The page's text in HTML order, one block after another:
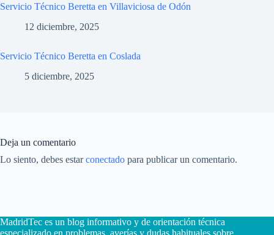
Servicio Técnico Beretta en Villaviciosa de Odón
12 diciembre, 2025
Servicio Técnico Beretta en Coslada
5 diciembre, 2025
Deja un comentario
Lo siento, debes estarconectado para publicar un comentario.
MadridTec es un blog informativo y de orientación técnica
especializado en problemas, averías y dudas habituales sobre